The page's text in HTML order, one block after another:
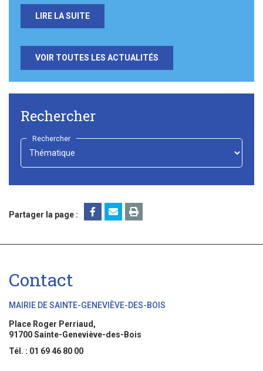
LIRE LA SUITE
VOIR TOUTES LES ACTUALITÉS
Rechercher
Rechercher
Choisir
Partager la page :
Contact
MAIRIE DE SAINTE-GENEVIÈVE-DES-BOIS
Place Roger Perriaud,
91700 Sainte-Geneviève-des-Bois
Tél. : 01 69 46 80 00